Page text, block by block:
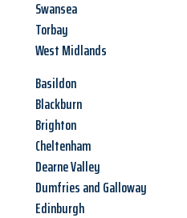
Swansea
Torbay
West Midlands
Basildon
Blackburn
Brighton
Cheltenham
Dearne Valley
Dumfries and Galloway
Edinburgh